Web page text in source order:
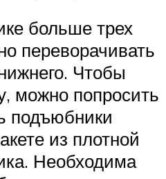
больше трех
переворачивать
Чтобы
можно попросить
подъюбники
из плотной
Необходима